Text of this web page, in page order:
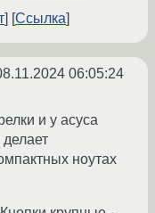
Ссылка
06:05:24
и у асуса
ноутах